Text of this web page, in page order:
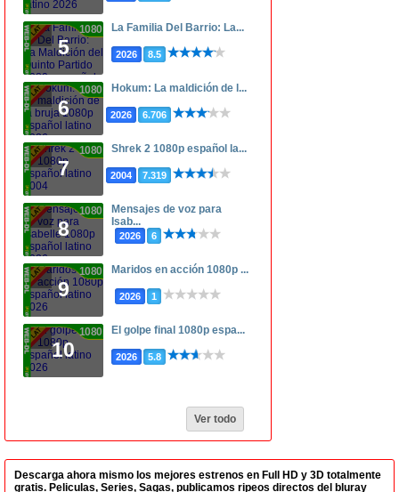
5
1080p La Familia Del Barrio: La...
2026 8.5
6
1080p Hokum: La maldición de l...
2026 6.706
7
1080p Shrek 2 1080p español la...
2004 7.319
8
1080p
Mensajes de voz para
Isab...
2026 6
9
1080p Maridos en acción 1080p ...
2026 1
10
1080p El golpe final 1080p espa...
2026 5.8
Ver todo
Descarga ahora mismo los mejores estrenos en Full HD y 3D totalmente
gratis. Peliculas, Series, Sagas, publicamos ripeos directos del bluray